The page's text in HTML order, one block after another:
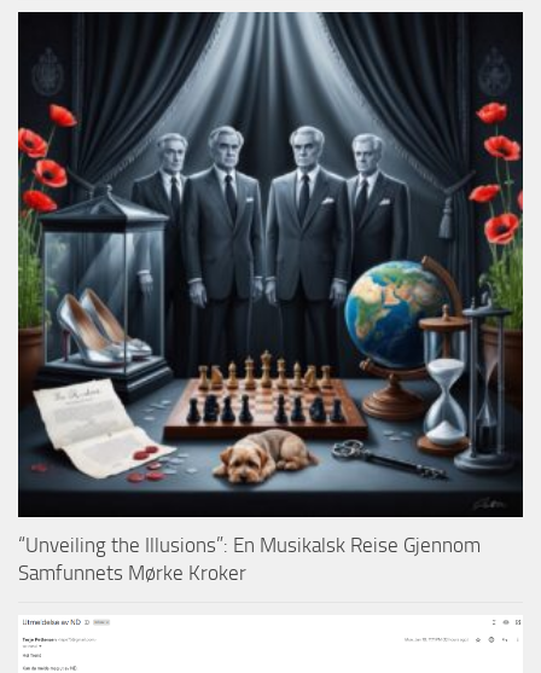
“Unveiling the Illusions”: En Musikalsk Reise Gjennom
Samfunnets Mørke Kroker